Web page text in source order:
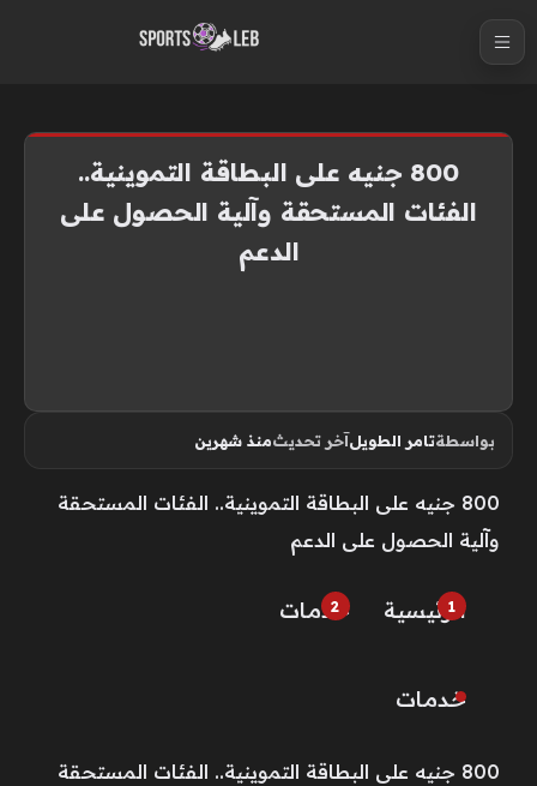
800 جنيه على البطاقة التموينية..
الفئات المستحقة وآلية الحصول على
الدعم
بواسطةتامر الطويلآخر تحديثمنذ شهرين
800 جنيه على البطاقة التموينية.. الفئات المستحقة
وآلية الحصول على الدعم
الرئيسية خـدمـات
خـدمـات
800 جنيه على البطاقة التموينية.. الفئات المستحقة